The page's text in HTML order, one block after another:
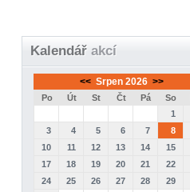
Kalendář akcí
<< Srpen 2026 >>
Po Út St Čt Pá So
1
3
4 5 6 7 8
10
11 12 13 14 15
17
18 19 20 21 22
24
25 26 27 28 29